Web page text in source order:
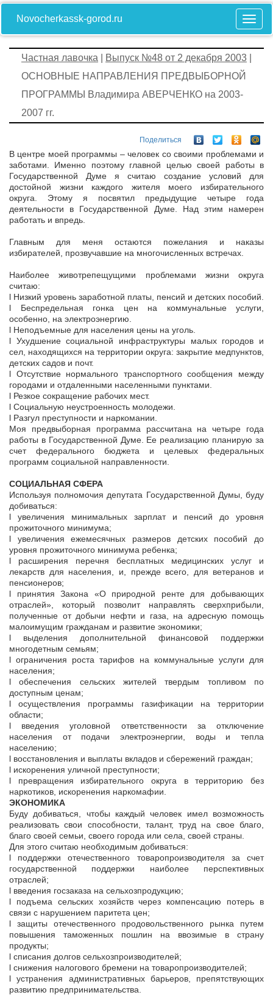
Novocherkassk-gorod.ru
Частная лавочка Выпуск №48 от 2 декабря 2003
ОСНОВНЫЕ НАПРАВЛЕНИЯ ПРЕДВЫБОРНОЙ
ПРОГРАММЫ Владимира АВЕРЧЕНКО на 2003-
2007 гг.
Поделиться
В центре моей программы – человек со своими проблемами и
заботами. Именно поэтому главной целью своей работы в
Государственной Думе я считаю создание условий для
достойной жизни каждого жителя моего избирательного
округа. Этому я посвятил предыдущие четыре года
деятельности в Государственной Думе. Над этим намерен
работать и впредь.
Главным для меня остаются пожелания и наказы
избирателей, прозвучавшие на многочисленных встречах.
Наиболее животрепещущими проблемами жизни округа
считаю:
l Низкий уровень заработной платы, пенсий и детских пособий.
l Беспредельная гонка цен на коммунальные услуги,
особенно, на электроэнергию.
l Неподъемные для населения цены на уголь.
l Ухудшение социальной инфраструктуры малых городов и
сел, находящихся на территории округа: закрытие медпунктов,
детских садов и почт.
l Отсутствие нормального транспортного сообщения между
городами и отдаленными населенными пунктами.
l Резкое сокращение рабочих мест.
l Социальную неустроенность молодежи.
l Разгул преступности и наркомании.
Моя предвыборная программа рассчитана на четыре года
работы в Государственной Думе. Ее реализацию планирую за
счет федерального бюджета и целевых федеральных
программ социальной направленности.
СОЦИАЛЬНАЯ СФЕРА
Используя полномочия депутата Государственной Думы, буду
добиваться:
l увеличения минимальных зарплат и пенсий до уровня
прожиточного минимума;
l увеличения ежемесячных размеров детских пособий до
уровня прожиточного минимума ребенка;
l расширения перечня бесплатных медицинских услуг и
лекарств для населения, и, прежде всего, для ветеранов и
пенсионеров;
l принятия Закона «О природной ренте для добывающих
отраслей», который позволит направлять сверхприбыли,
полученные от добычи нефти и газа, на адресную помощь
малоимущим гражданам и развитие экономики;
l выделения дополнительной финансовой поддержки
многодетным семьям;
l ограничения роста тарифов на коммунальные услуги для
населения;
l обеспечения сельских жителей твердым топливом по
доступным ценам;
l осуществления программы газификации на территории
области;
l введения уголовной ответственности за отключение
населения от подачи электроэнергии, воды и тепла
населению;
l восстановления и выплаты вкладов и сбережений граждан;
l искоренения уличной преступности;
l превращения избирательного округа в территорию без
наркотиков, искоренения наркомафии.
ЭКОНОМИКА
Буду добиваться, чтобы каждый человек имел возможность
реализовать свои способности, талант, труд на свое благо,
благо своей семьи, своего города или села, своей страны.
Для этого считаю необходимым добиваться:
l поддержки отечественного товаропроизводителя за счет
государственной поддержки наиболее перспективных
отраслей;
l введения госзаказа на сельхозпродукцию;
l подъема сельских хозяйств через компенсацию потерь в
связи с нарушением паритета цен;
l защиты отечественного продовольственного рынка путем
повышения таможенных пошлин на ввозимые в страну
продукты;
l списания долгов сельхозпроизводителей;
l снижения налогового бремени на товаропроизводителей;
l устранения административных барьеров, препятствующих
развитию предпринимательства.